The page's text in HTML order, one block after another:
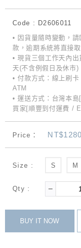
Code : D2606011
• 因貨量隨時變動，
款，逾期系統將直接
• 現貨三個工作天內
天(不含例假日及休市)
• 付款方式：線上刷
ATM
• 運送方式：台灣本
買家[順豐到付運費 /
Price： NT$1280
Size : S M
Qty :
BUY IT NOW